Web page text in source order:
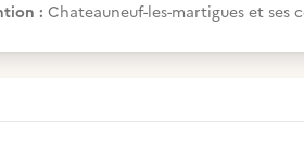
: Chateauneuf-les-martigues et ses